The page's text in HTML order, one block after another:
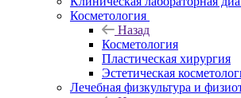
Косметология
Назад
Косметология
Пластическая хирургия
Эстетическая
Лечебная физкультура и